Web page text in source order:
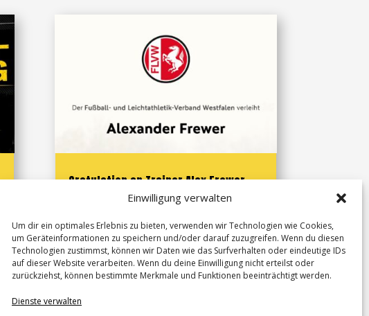
Einwilligung verwalten
Um dir ein optimales Erlebnis zu bieten, verwenden wir Technologien wie Cookies,
um Geräteinformationen zu speichern und/oder darauf zuzugreifen. Wenn du diesen
Technologien zustimmst, können wir Daten wie das Surfverhalten oder eindeutige IDs
auf dieser Website verarbeiten. Wenn du deine Einwilligung nicht erteilst oder
zurückziehst, können bestimmte Merkmale und Funktionen beeinträchtigt werden.
Dienste verwalten
Gratulation an Trainer Alex Frewer
28. Feb. 2026
Der TuS 13 Hembsen gratuliert seinem
Trainer Alex Frewer zum Erwerb des
Jugendtrainerzertifikats. Seine Spielerinnen
Training freuen.